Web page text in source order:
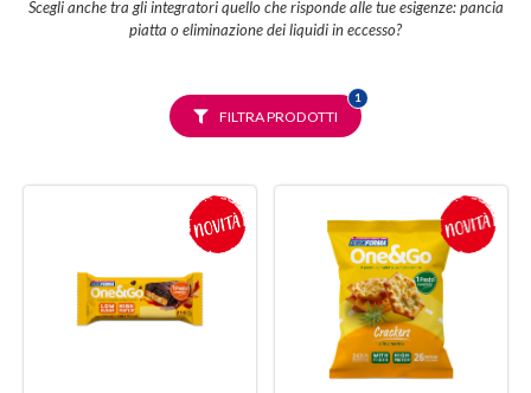
Scegli anche tra gli integratori quello che risponde alle tue esigenze: pancia
piatta o eliminazione dei liquidi in eccesso?
FILTRA PRODOTTI
1 FILTRO
SELEZIONATO